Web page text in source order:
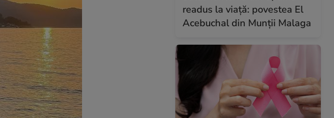
readus la viață: povestea El
Acebuchal din Munții Malaga